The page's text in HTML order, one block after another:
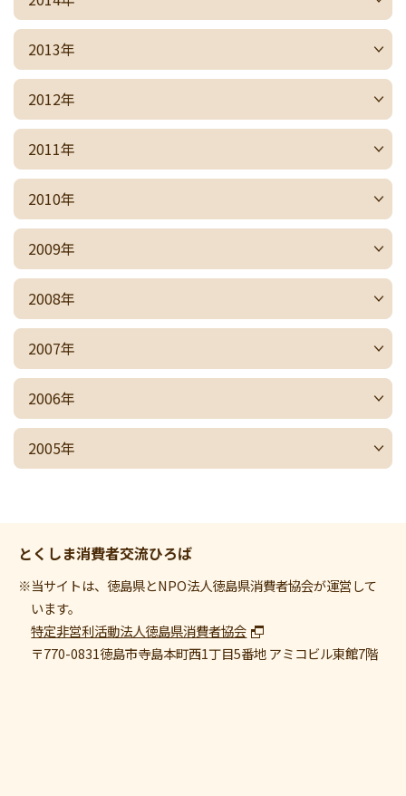
2013年
2012年
2011年
2010年
2009年
2008年
2007年
2006年
2005年
とくしま消費者交流ひろば
※当サイトは、徳島県とNPO法人徳島県消費者協会が運営して
います。
特定非営利活動法人徳島県消費者協会
〒770-0831徳島市寺島本町西1丁目5番地 アミコビル東館7階